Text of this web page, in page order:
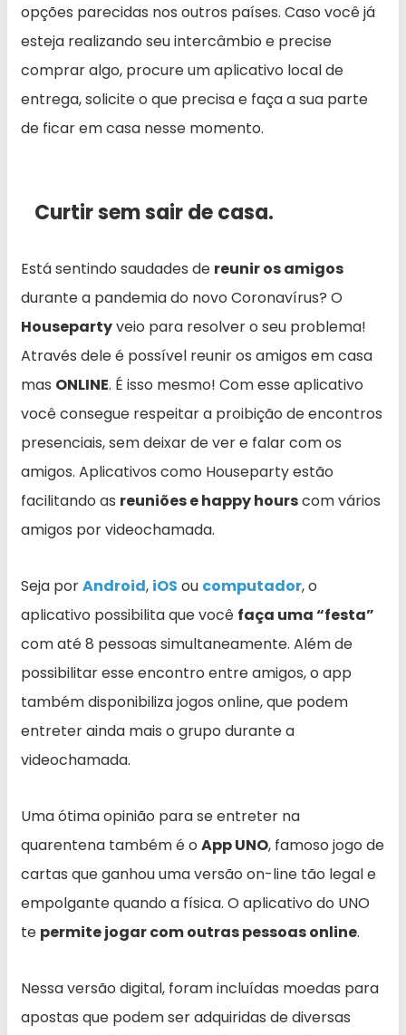
opções parecidas nos outros países. Caso você já
esteja realizando seu intercâmbio e precise
comprar algo, procure um aplicativo local de
entrega, solicite o que precisa e faça a sua parte
de ficar em casa nesse momento.
Curtir sem sair de casa.
Está sentindo saudades de reunir os amigos
durante a pandemia do novo Coronavírus? O
Housepartyveio para resolver o seu problema!
Através dele é possível reunir os amigos em casa
mas ONLINE. É isso mesmo! Com esse aplicativo
você consegue respeitar a proibição de encontros
presenciais, sem deixar de ver e falar com os
amigos. Aplicativos como Houseparty estão
facilitando as reuniões e happy hourscom vários
amigos por videochamada.
Seja porAndroid, iOS ou computador, o
aplicativo possibilita que você faça uma “festa”
com até 8 pessoas simultaneamente. Além de
possibilitar esse encontro entre amigos, o app
também disponibiliza jogos online, que podem
entreter ainda mais o grupo durante a
videochamada.
Uma ótima opinião para se entreter na
quarentena também é o App UNO, famoso jogo de
cartas que ganhou uma versão on-line tão legal e
empolgante quando a física. O aplicativo do UNO
te permite jogar com outras pessoas online.
Nessa versão digital, foram incluídas moedas para
apostas que podem ser adquiridas de diversas